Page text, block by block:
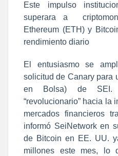
Este impulso
superara a
Ethereum (ETH) y
rendimiento diario
El entusiasmo se
solicitud de Canary para
en Bolsa) de
“revolucionario” hacia la
mercados financieros
informó SeiNetwork en
de Bitcoin en EE. UU.
millones este mes, lo